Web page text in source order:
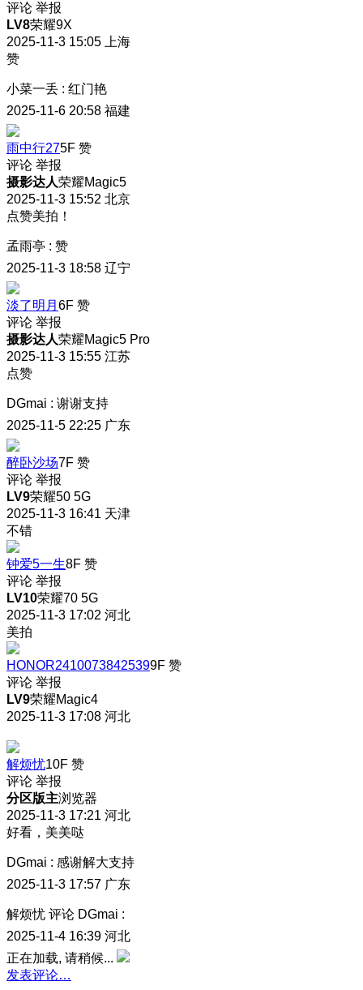
评论 举报
LV8荣耀9X
2025-11-3 15:05
上海
赞
小菜一丢 : 红门艳
2025-11-6 20:58 福建
雨中行275F 赞
评论 举报
摄影达人荣耀Magic5
2025-11-3 15:52 北京
点赞美拍！
孟雨亭 : 赞
2025-11-3 18:58 辽宁
淡了明月 6F 赞
评论 举报
摄影达人荣耀Magic5 Pro
2025-11-3 15:55 江苏
点赞
DGmai : 谢谢支持
2025-11-5 22:25 广东
醉卧沙场7F 赞
评论 举报
LV9荣耀50 5G
2025-11-3 16:41 天津
不错
钟爱5一生8F 赞
评论 举报
LV10荣耀70 5G
2025-11-3 17:02 河北
美拍
HONOR24100738425399F 赞
评论 举报
LV9荣耀Magic4
2025-11-3 17:08 河北
解烦忧10F 赞
评论 举报
分区版主浏览器
2025-11-3 17:21 河北
好看，美美哒
DGmai : 感谢解大支持
2025-11-3 17:57 广东
解烦忧 评论 DGmai :
2025-11-4 16:39 河北
正在加载, 请稍候...
发表评论…